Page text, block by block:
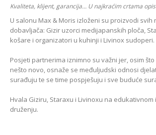
Kvaliteta, klijent, garancija… U najkraćim crtama
U salonu Max & Moris izloženi su proizvodi svih
dobavljača: Gizir uzorci medijapanskih ploča,
košare i organizatori u kuhinji i Livinox sudoperi.
Posjeti partnerima iznimno su važni jer, osim
nešto novo, osnaže se međuljudski odnosi
surađuju te se time pospješuju i sve buduće
Hvala Giziru, Staraxu i Livinoxu na edukativnom
druženju.